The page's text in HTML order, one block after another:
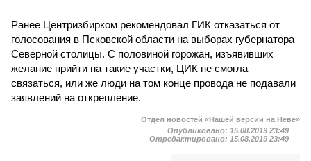
Ранее Центризбирком рекомендовал ГИК отказаться от
голосования в Псковской области на выборах губернатора
Северной столицы. С половиной горожан, изъявивших
желание прийти на такие участки, ЦИК не смогла
связаться, или же люди на том конце провода не подавали
заявлений на открепление.
Отдел новостей «Нашей версии на Неве»
Опубликовано: 15.08.2019 23:49
Отредактировано: 15.08.2019 23:49